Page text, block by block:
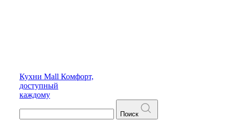
Кухни Mall Комфорт,
доступный
каждому
Поиск